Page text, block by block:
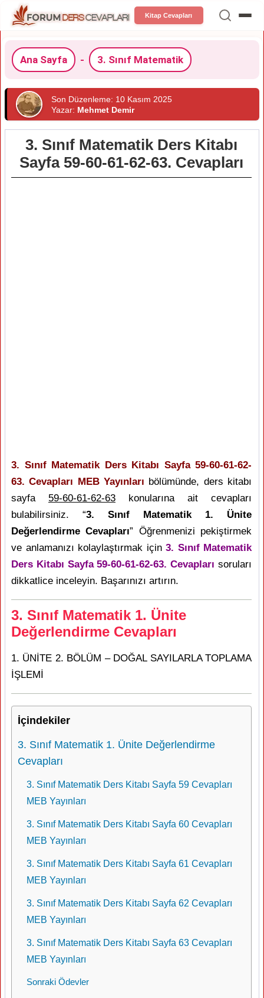
Kitap Cevapları
Ana Sayfa - 3. Sınıf Matematik
Son Düzenleme: 10 Kasım 2025
Yazar: Mehmet Demir
3. Sınıf Matematik Ders Kitabı
Sayfa 59-60-61-62-63. Cevapları
3. Sınıf Matematik Ders Kitabı Sayfa 59-60-61-62-
63. Cevapları MEB Yayınları bölümünde, ders kitabı
sayfa 59-60-61-62-63 konularına ait cevapları
bulabilirsiniz. “3. Sınıf Matematik 1. Ünite
Değerlendirme Cevapları” Öğrenmenizi pekiştirmek
ve anlamanızı kolaylaştırmak için 3. Sınıf Matematik
Ders Kitabı Sayfa 59-60-61-62-63. Cevapları soruları
dikkatlice inceleyin. Başarınızı artırın.
3. Sınıf Matematik 1. Ünite
Değerlendirme Cevapları
1. ÜNİTE 2. BÖLÜM – DOĞAL SAYILARLA TOPLAMA
İŞLEMİ
İçindekiler
3. Sınıf Matematik 1. Ünite Değerlendirme
Cevapları
3. Sınıf Matematik Ders Kitabı Sayfa 59 Cevapları
MEB Yayınları
3. Sınıf Matematik Ders Kitabı Sayfa 60 Cevapları
MEB Yayınları
3. Sınıf Matematik Ders Kitabı Sayfa 61 Cevapları
MEB Yayınları
3. Sınıf Matematik Ders Kitabı Sayfa 62 Cevapları
MEB Yayınları
3. Sınıf Matematik Ders Kitabı Sayfa 63 Cevapları
MEB Yayınları
Sonraki Ödevler